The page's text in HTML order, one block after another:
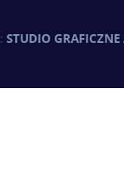
STUDIO GRAFICZNE